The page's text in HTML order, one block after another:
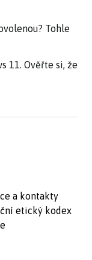
Tohle
11. Ověřte si, že
a kontakty
etický kodex